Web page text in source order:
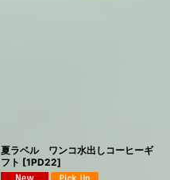
夏ラベル ワンコ水出しコーヒーギ
フト [1PD22]